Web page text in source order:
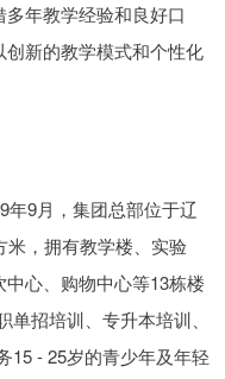
年教学经验和良好口
新的教学模式和个性化
9月，集团总部位于辽
米，拥有教学楼、实验
心、购物中心等13栋楼
招培训、专升本培训、
15 - 25岁的青少年及年轻